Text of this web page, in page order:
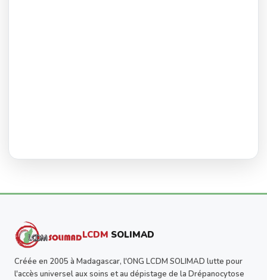
LCDM SOLIMAD
Créée en 2005 à Madagascar, l'ONG LCDM SOLIMAD lutte pour
l'accès universel aux soins et au dépistage de la Drépanocytose